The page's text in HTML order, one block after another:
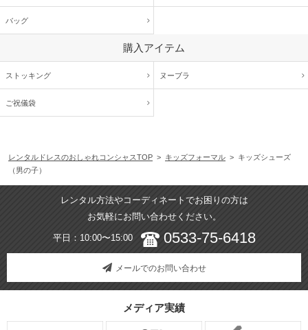
バッグ
購入アイテム
ストッキング ヌーブラ
ご祝儀袋
レンタルドレスのおしゃれコンシャスTOP > キッズフォーマル > キッズシューズ
（男の子）
レンタル方法やコーディネートでお困りの方は
お気軽にお問い合わせください。
平日：10:00〜15:00 0533-75-6418
メールでのお問い合わせ
メディア実績